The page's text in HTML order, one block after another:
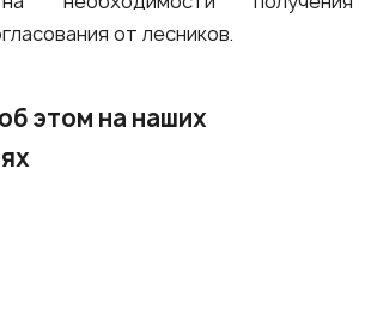
от лесников.
этом на наших